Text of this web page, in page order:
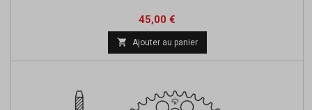
Prix
45,00 €
 Ajouter au panier